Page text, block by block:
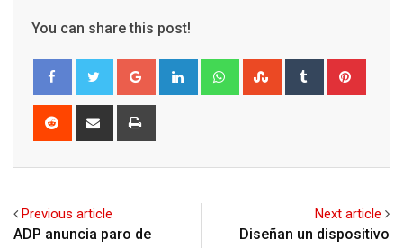
You can share this post!
Google+ LinkedIn WhatsappStumbleUpon
Tumblr
Reddit
Share
Previous article
ADP anuncia paro de
Next article
Diseñan un dispositivo